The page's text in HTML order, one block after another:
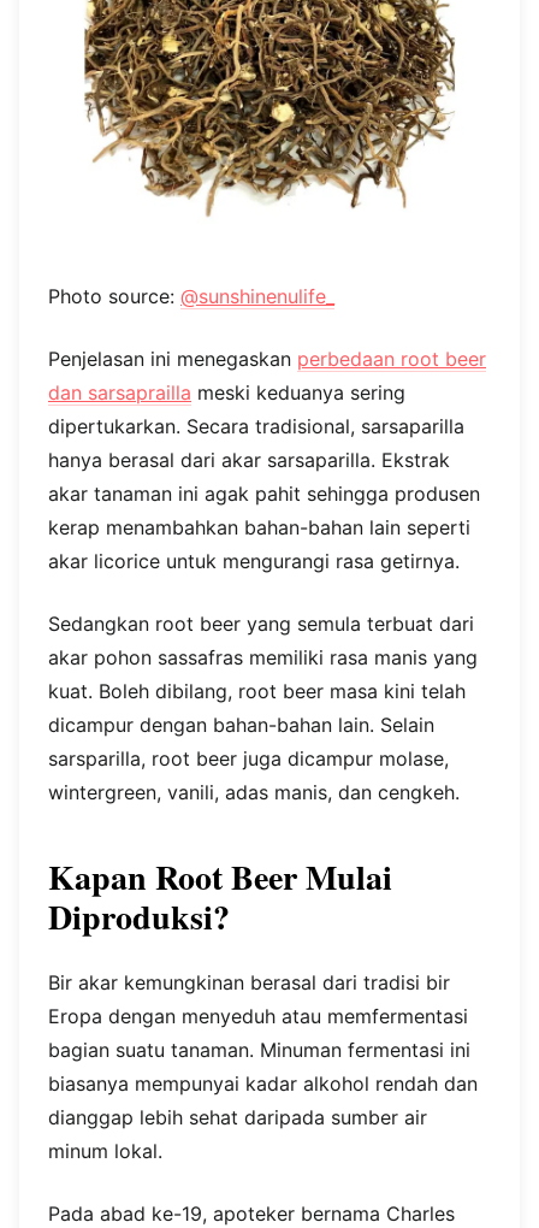
Photo source: @sunshinenulife_
Penjelasan ini menegaskan perbedaan root beer
dan sarsaprailla meski keduanya sering
dipertukarkan. Secara tradisional, sarsaparilla
hanya berasal dari akar sarsaparilla. Ekstrak
akar tanaman ini agak pahit sehingga produsen
kerap menambahkan bahan-bahan lain seperti
akar licorice untuk mengurangi rasa getirnya.
Sedangkan root beer yang semula terbuat dari
akar pohon sassafras memiliki rasa manis yang
kuat. Boleh dibilang, root beer masa kini telah
dicampur dengan bahan-bahan lain. Selain
sarsparilla, root beer juga dicampur molase,
wintergreen, vanili, adas manis, dan cengkeh.
Kapan Root Beer Mulai
Diproduksi?
Bir akar kemungkinan berasal dari tradisi bir
Eropa dengan menyeduh atau memfermentasi
bagian suatu tanaman. Minuman fermentasi ini
biasanya mempunyai kadar alkohol rendah dan
dianggap lebih sehat daripada sumber air
minum lokal.
Pada abad ke-19, apoteker bernama Charles